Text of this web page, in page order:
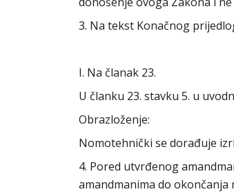
3. Na tekst Konačnog
I. Na članak 23.
U članku 23. stavku 5. u
Obrazloženje:
Nomotehnički se dorađuje
4. Pored utvrđenog
amandmanima do